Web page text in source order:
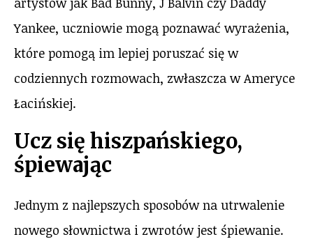
Yankee, uczniowie mogą poznawać wyrażenia,
które pomogą im lepiej poruszać się w
codziennych rozmowach, zwłaszcza w Ameryce
Łacińskiej.
Ucz się hiszpańskiego,
śpiewając
Jednym z najlepszych sposobów na utrwalenie
nowego słownictwa i zwrotów jest śpiewanie.